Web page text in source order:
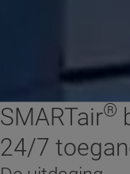
SMARTair®
24/7